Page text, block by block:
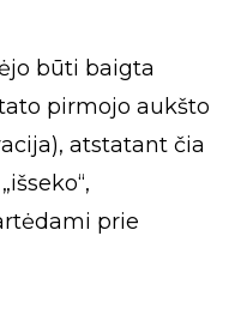
būti baigta
pirmojo aukšto
atstatant čia
prie